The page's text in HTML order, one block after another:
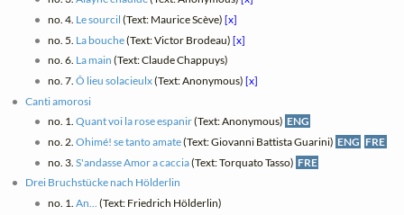
no. 4. Le sourcil (Text: Maurice Scève) [x]
no. 5. La bouche(Text: Victor Brodeau) [x]
no. 6. La main (Text: Claude Chappuys)
no. 7. Ô lieu solacieulx(Text: Anonymous) [x]
Canti amorosi
no. 1. Quant voi la rose espanir(Text: Anonymous) ENG
no. 2. Ohimé! se tanto amate(Text: Giovanni Battista Guarini) ENG FRE
no. 3. S'andasse Amor a caccia(Text: Torquato Tasso) FRE
Drei Bruchstücke nach Hölderlin
no. 1. An...
(Text: Friedrich Hölderlin)